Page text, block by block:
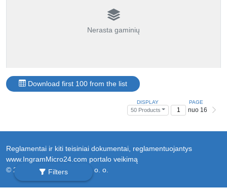
Filters
Nerasta gaminių
Download first 100 from the list
DISPLAY
50 Products
PAGE
nuo 16
Reglamentai ir kiti teisiniai dokumentai, reglamentuojantys
www.IngramMicro24.com portalo veikimą
© 2026 Ingram Micro Sp. z o. o.